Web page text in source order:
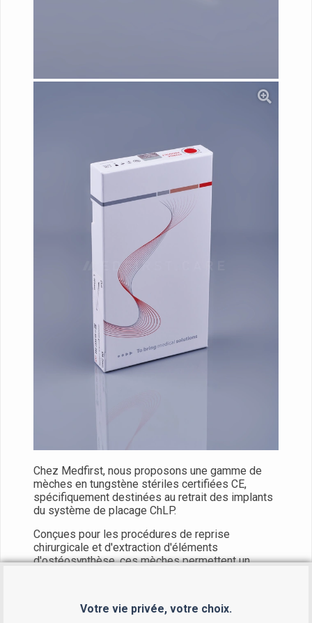
Votre vie privée, votre choix.
Chez Medfirst, nous proposons une gamme de
mèches en tungstène stériles certifiées CE,
spécifiquement destinées au retrait des implants
du système de placage ChLP.
Conçues pour les procédures de reprise
chirurgicale et d'extraction d'éléments
d'ostéosynthèse, ces mèches permettent un
Le tungstène est reconnu pour sa dureté élevée